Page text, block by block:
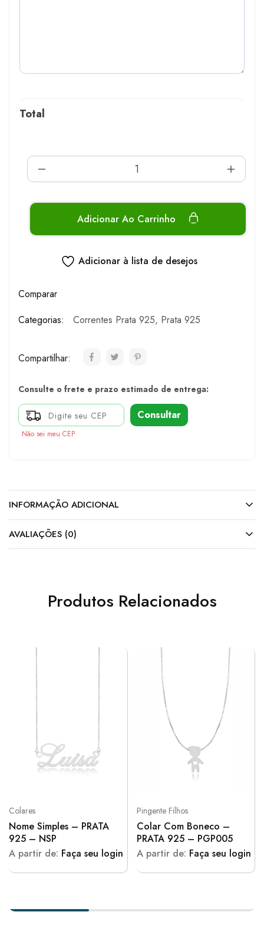
Total
Adicionar Ao Carrinho
Adicionar à lista de desejos
Comparar
Categorias:
Correntes Prata 925, Prata 925
Compartilhar:
Consulte o frete e prazo estimado de entrega:
Consultar
Não sei meu CEP
INFORMAÇÃO ADICIONAL
AVALIAÇÕES (0)
Produtos Relacionados
Colares
Nome Simples – PRATA
925 – NSP
A partir de: Faça seu login
Pingente Filhos
Colar Com Boneco –
PRATA 925 – PGP005
A partir de: Faça seu login